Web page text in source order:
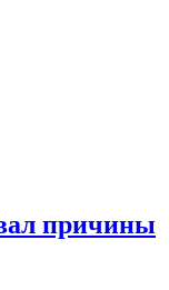
причины